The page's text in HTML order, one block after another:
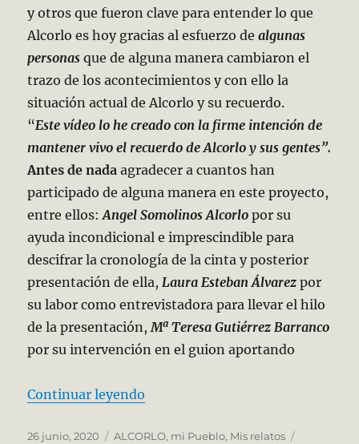
y otros que fueron clave para entender lo que
Alcorlo es hoy gracias al esfuerzo dealgunas
personas que de alguna manera cambiaron el
trazo de los acontecimientos y con ello la
situación actual de Alcorlo y su recuerdo.
“Este vídeo lo he creado con la firme intención de
mantener vivo el recuerdo de Alcorlo y sus gentes”.
Antes de nada agradecer a cuantos han
participado de alguna manera en este proyecto,
entre ellos:Angel Somolinos Alcorlo por su
ayuda incondicional e imprescindible para
descifrar la cronología de la cinta y posterior
presentación de ella,Laura Esteban Álvarez por
su labor como entrevistadora para llevar el hilo
de la presentación,Mª Teresa Gutiérrez Barranco
por su intervención en el guion aportando
Continuar leyendo
Publicado
26 junio, 2020 Categorías
ALCORLO, mi Pueblo, Mis relatos